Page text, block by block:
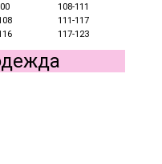
108-111
111-117
117-123